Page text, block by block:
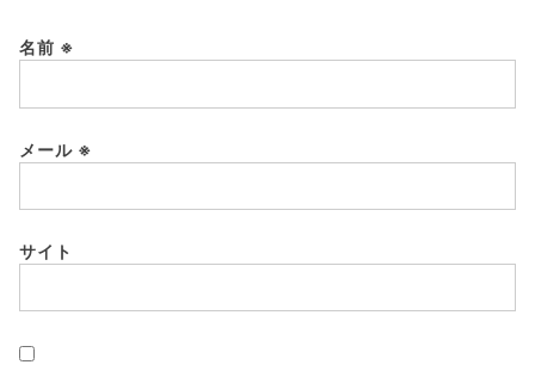
名前 ※
メール ※
サイト